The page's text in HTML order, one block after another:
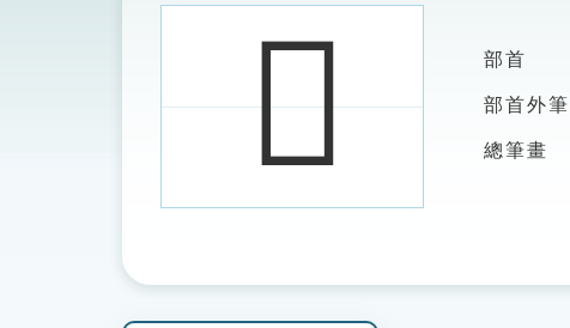
圖
𧟹 部首
部首外
總筆畫